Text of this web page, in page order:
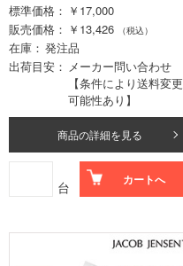
標準価格
￥17,000
販売価格
￥13,426 （税込）
在庫
発注品
出荷目安
メーカー問い合わせ
【条件により送料変更
可能性あり】
商品の詳細を見る
台 カートへ